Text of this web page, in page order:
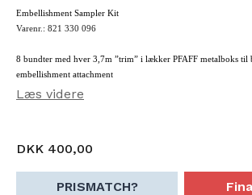
Embellishment Sampler Kit
Varenr.: 821 330 096
8 bundter med hver 3,7m ”trim” i lækker PFAFF metalboks til
embellishment attachment
Perler
2 x organza bånd
Læs videre
DKK 400,00
PRISMATCH?